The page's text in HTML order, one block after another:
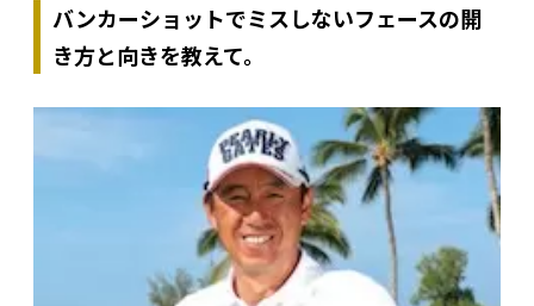
バンカーショットでミスしないフェースの開
き方と向きを教えて。